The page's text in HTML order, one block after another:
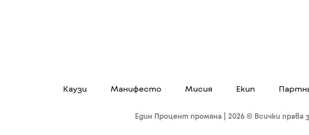
Каузи Манифесто Мисия Екип
Един Процент промяна | 2026 © Всички права